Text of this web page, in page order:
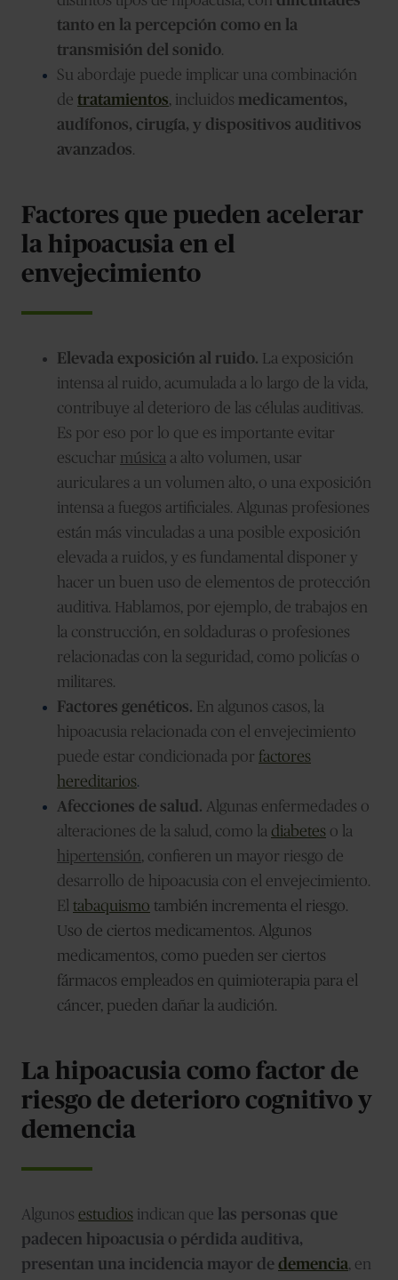
tanto en la percepción como en la
transmisión del sonido.
Su abordaje puede implicar una combinación
de tratamientos, incluidos medicamentos,
audífonos, cirugía, y dispositivos auditivos
avanzados.
Factores que pueden acelerar
la hipoacusia en el
envejecimiento
Elevada exposición al ruido. La exposición
intensa al ruido, acumulada a lo largo de la vida,
contribuye al deterioro de las células auditivas.
Es por eso por lo que es importante evitar
escuchar música a alto volumen, usar
auriculares a un volumen alto, o una exposición
intensa a fuegos artificiales. Algunas profesiones
están más vinculadas a una posible exposición
elevada a ruidos, y es fundamental disponer y
hacer un buen uso de elementos de protección
auditiva. Hablamos, por ejemplo, de trabajos en
la construcción, en soldaduras o profesiones
relacionadas con la seguridad, como policías o
militares.
Factores genéticos. En algunos casos, la
hipoacusia relacionada con el envejecimiento
puede estar condicionada por factores
hereditarios.
Afecciones de salud. Algunas enfermedades o
alteraciones de la salud, como la diabetes o la
hipertensión, confieren un mayor riesgo de
desarrollo de hipoacusia con el envejecimiento.
El tabaquismo también incrementa el riesgo.
Uso de ciertos medicamentos. Algunos
medicamentos, como pueden ser ciertos
fármacos empleados en quimioterapia para el
cáncer, pueden dañar la audición.
La hipoacusia como factor de
riesgo de deterioro cognitivo y
demencia
Algunos estudios indican que
las personas que
padecen hipoacusia o pérdida auditiva,
presentan una incidencia mayor de demencia, en